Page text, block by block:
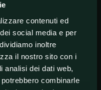
contenuti ed
social media e per
inoltre
il nostro sito con i
analisi dei dati web,
combinarle
a cui
E' il momento
di talento e
e il migliore al
uniti, possiamo
Napoli: qui nessuno